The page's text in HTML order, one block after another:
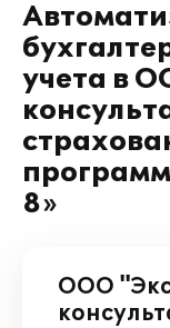
учета в
8»
ООО